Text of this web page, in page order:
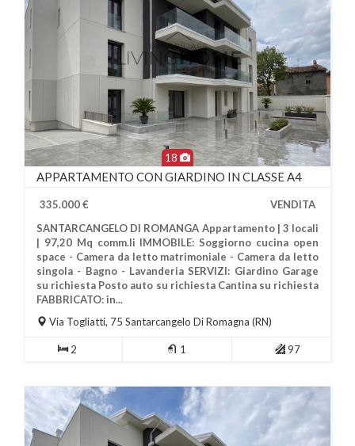
18
APPARTAMENTO CON GIARDINO IN CLASSE A4
335.000 €
VENDITA
SANTARCANGELO DI ROMANGA Appartamento | 3 locali
| 97,20 Mq comm.li IMMOBILE: Soggiorno cucina open
space - Camera da letto matrimoniale - Camera da letto
singola - Bagno - Lavanderia SERVIZI: Giardino Garage
su richiesta Posto auto su richiesta Cantina su richiesta
FABBRICATO: in...
Via Togliatti, 75 Santarcangelo Di Romagna (RN)
2 1 97